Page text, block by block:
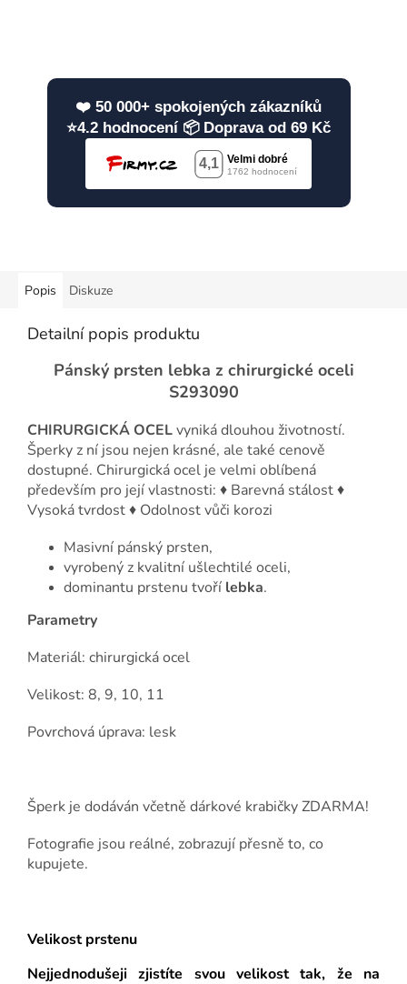
❤️ 50 000+ spokojených zákazníků
⭐4.2 hodnocení 📦 Doprava od 69 Kč
Popis Diskuze
Detailní popis produktu
Pánský prsten lebka z chirurgické oceli
S293090
CHIRURGICKÁ OCELvyniká dlouhou životností.
Šperky z ní jsou nejen krásné, ale také cenově
dostupné. Chirurgická ocel je velmi oblíbená
především pro její vlastnosti: ♦ Barevná stálost ♦
Vysoká tvrdost ♦ Odolnost vůči korozi
Masivní pánský prsten,
vyrobený z kvalitní ušlechtilé oceli,
dominantu prstenu tvoří lebka.
Parametry
Materiál: chirurgická ocel
Velikost: 8, 9, 10, 11
Povrchová úprava: lesk
Šperk je dodáván včetně dárkové krabičky ZDARMA!
Fotografie jsou reálné, zobrazují přesně to, co
kupujete.
Velikost prstenu
Nejjednodušeji zjistíte svou velikost tak, že na